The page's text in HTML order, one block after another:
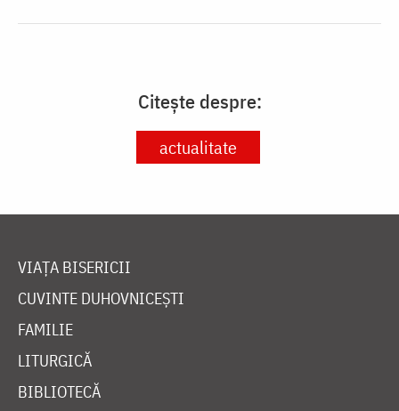
Citește despre:
actualitate
VIAȚA BISERICII
CUVINTE DUHOVNICEȘTI
FAMILIE
LITURGICĂ
BIBLIOTECĂ